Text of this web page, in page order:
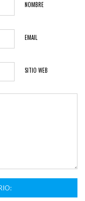
NOMBRE
EMAIL
SITIO WEB